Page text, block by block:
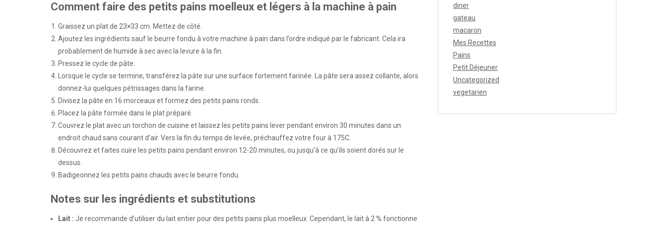
Comment faire des petits pains moelleux et légers à la machine à pain
Graissez un plat de 23×33 cm. Mettez de côté.
Ajoutez les ingrédients sauf le beurre fondu à votre machine à pain dans l’ordre indiqué par le fabricant. Cela ira
probablement de humide à sec avec la levure à la fin.
Pressez le cycle de pâte.
Lorsque le cycle se termine, transférez la pâte sur une surface fortement farinée. La pâte sera assez collante, alors
donnez-lui quelques pétrissages dans la farine.
Divisez la pâte en 16 morceaux et formez des petits pains ronds.
Placez la pâte formée dans le plat préparé.
Couvrez le plat avec un torchon de cuisine et laissez les petits pains lever pendant environ 30 minutes dans un
endroit chaud sans courant d’air. Vers la fin du temps de levée, préchauffez votre four à 175C.
Découvrez et faites cuire les petits pains pendant environ 12-20 minutes, ou jusqu’à ce qu’ils soient dorés sur le
dessus.
Badigeonnez les petits pains chauds avec le beurre fondu.
Notes sur les ingrédients et substitutions
Lait : Je recommande d’utiliser du lait entier pour des petits pains plus moelleux. Cependant, le lait à 2 % fonctionne
diner
gateau
macaron
Mes Recettes
Pains
Petit Déjeuner
Uncategorized
vegetarien